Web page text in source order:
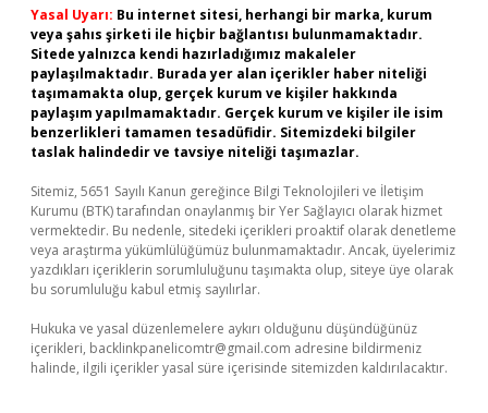
Yasal Uyarı: Bu internet sitesi, herhangi bir marka, kurum
veya şahıs şirketi ile hiçbir bağlantısı bulunmamaktadır.
Sitede yalnızca kendi hazırladığımız makaleler
paylaşılmaktadır. Burada yer alan içerikler haber niteliği
taşımamakta olup, gerçek kurum ve kişiler hakkında
paylaşım yapılmamaktadır. Gerçek kurum ve kişiler ile isim
benzerlikleri tamamen tesadüfidir. Sitemizdeki bilgiler
taslak halindedir ve tavsiye niteliği taşımazlar.
Sitemiz, 5651 Sayılı Kanun gereğince Bilgi Teknolojileri ve İletişim
Kurumu (BTK) tarafından onaylanmış bir Yer Sağlayıcı olarak hizmet
vermektedir. Bu nedenle, sitedeki içerikleri proaktif olarak denetleme
veya araştırma yükümlülüğümüz bulunmamaktadır. Ancak, üyelerimiz
yazdıkları içeriklerin sorumluluğunu taşımakta olup, siteye üye olarak
bu sorumluluğu kabul etmiş sayılırlar.
Hukuka ve yasal düzenlemelere aykırı olduğunu düşündüğünüz
içerikleri, backlinkpanelicomtr@gmail.com adresine bildirmeniz
halinde, ilgili içerikler yasal süre içerisinde sitemizden kaldırılacaktır.